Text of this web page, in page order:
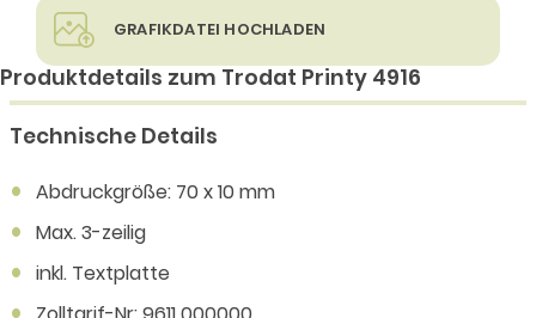
GRAFIKDATEI HOCHLADEN
Produktdetails zum Trodat Printy 4916
Technische Details
Abdruckgröße: 70 x 10 mm
Max. 3-zeilig
inkl. Textplatte